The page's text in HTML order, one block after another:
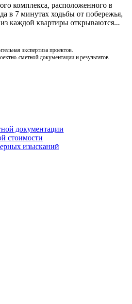
комплекса, расположенного в
в 7 минутах ходьбы от побережья,
каждой квартиры открываются...
экспертиза проектов.
сметной документации и результатов
документации
стоимости
изысканий